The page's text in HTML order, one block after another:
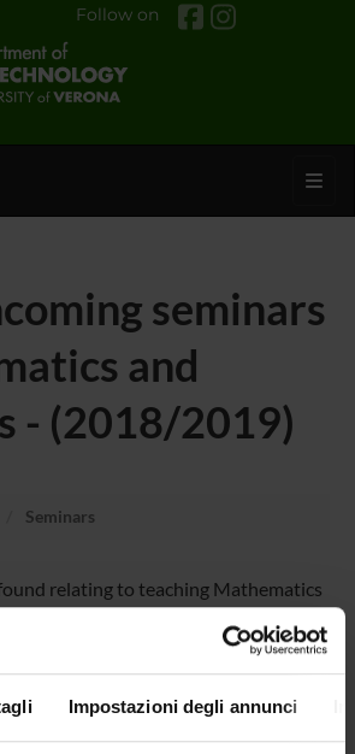
Impostazioni degli annunci
Follow on
seminars
and
- (2018/2019)
Seminars
relating to teaching Mathematics